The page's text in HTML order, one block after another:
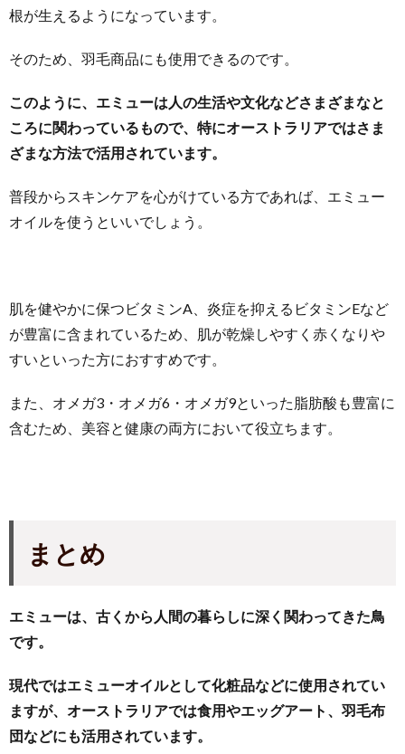
根が生えるようになっています。
そのため、羽毛商品にも使用できるのです。
このように、エミューは人の生活や文化などさまざまなと
ころに関わっているもので、特にオーストラリアではさま
ざまな方法で活用されています。
普段からスキンケアを心がけている方であれば、エミュー
オイルを使うといいでしょう。
肌を健やかに保つビタミンA、炎症を抑えるビタミンEなど
が豊富に含まれているため、肌が乾燥しやすく赤くなりや
すいといった方におすすめです。
また、オメガ3・オメガ6・オメガ9といった脂肪酸も豊富に
含むため、美容と健康の両方において役立ちます。
まとめ
エミューは、古くから人間の暮らしに深く関わってきた鳥
です。
現代ではエミューオイルとして化粧品などに使用されてい
ますが、オーストラリアでは食用やエッグアート、羽毛布
団などにも活用されています。